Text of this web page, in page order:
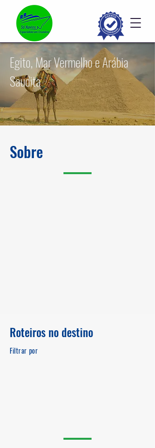
Egito, Mar Vermelho e Arábia
Saudita
Sobre
Roteiros no destino
Filtrar por